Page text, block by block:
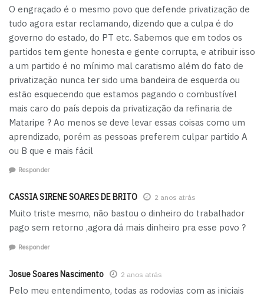
O engraçado é o mesmo povo que defende privatização de
tudo agora estar reclamando, dizendo que a culpa é do
governo do estado, do PT etc. Sabemos que em todos os
partidos tem gente honesta e gente corrupta, e atribuir isso
a um partido é no mínimo mal caratismo além do fato de
privatização nunca ter sido uma bandeira de esquerda ou
estão esquecendo que estamos pagando o combustível
mais caro do país depois da privatização da refinaria de
Mataripe ? Ao menos se deve levar essas coisas como um
aprendizado, porém as pessoas preferem culpar partido A
ou B que e mais fácil
Responder
CASSIA SIRENE SOARES DE BRITO 2 anos atrás
Muito triste mesmo, não bastou o dinheiro do trabalhador
pago sem retorno ,agora dá mais dinheiro pra esse povo ?
Responder
Josue Soares Nascimento 2 anos atrás
Pelo meu entendimento, todas as rodovias com as iniciais